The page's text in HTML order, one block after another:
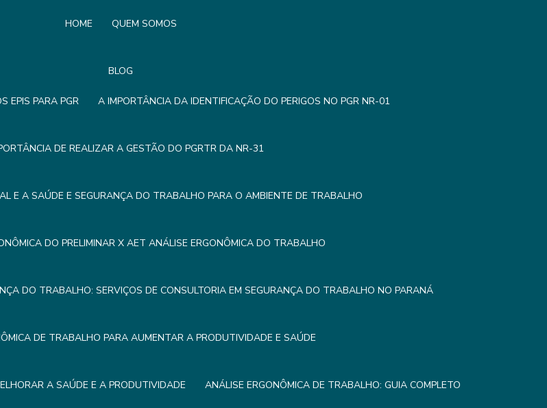
HOME QUEM SOMOS
BLOG
EPIS PARA PGR A IMPORTÂNCIA DA IDENTIFICAÇÃO DO PERIGOS NO PGR NR-01
DE REALIZAR A GESTÃO DO PGRTR DA NR-31
E A SAÚDE E SEGURANÇA DO TRABALHO PARA O AMBIENTE DE TRABALHO
DO PRELIMINAR X AET ANÁLISE ERGONÔMICA DO TRABALHO
DO TRABALHO: SERVIÇOS DE CONSULTORIA EM SEGURANÇA DO TRABALHO NO PARANÁ
DE TRABALHO PARA AUMENTAR A PRODUTIVIDADE E SAÚDE
A SAÚDE E A PRODUTIVIDADE ANÁLISE ERGONÔMICA DE TRABALHO: GUIA COMPLETO